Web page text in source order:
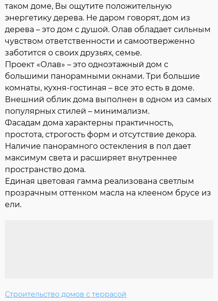
таком доме, Вы ощутите положительную
энергетику дерева. Не даром говорят, дом из
дерева – это дом с душой. Олав обладает сильным
чувством ответственности и самоотверженно
заботится о своих друзьях, семье.
Проект «Олав» – это одноэтажный дом с
большими панорамными окнами. Три большие
комнаты, кухня-гостиная – все это есть в доме.
Внешний облик дома выполнен в одном из самых
популярных стилей – минимализм.
Фасадам дома характерны практичность,
простота, строгость форм и отсутствие декора.
Наличие панорамного остекления в пол дает
максимум света и расширяет внутреннее
пространство дома.
Единая цветовая гамма реализована светлым
прозрачным оттенком масла на клееном брусе из
ели.
Строительство домов с террасой